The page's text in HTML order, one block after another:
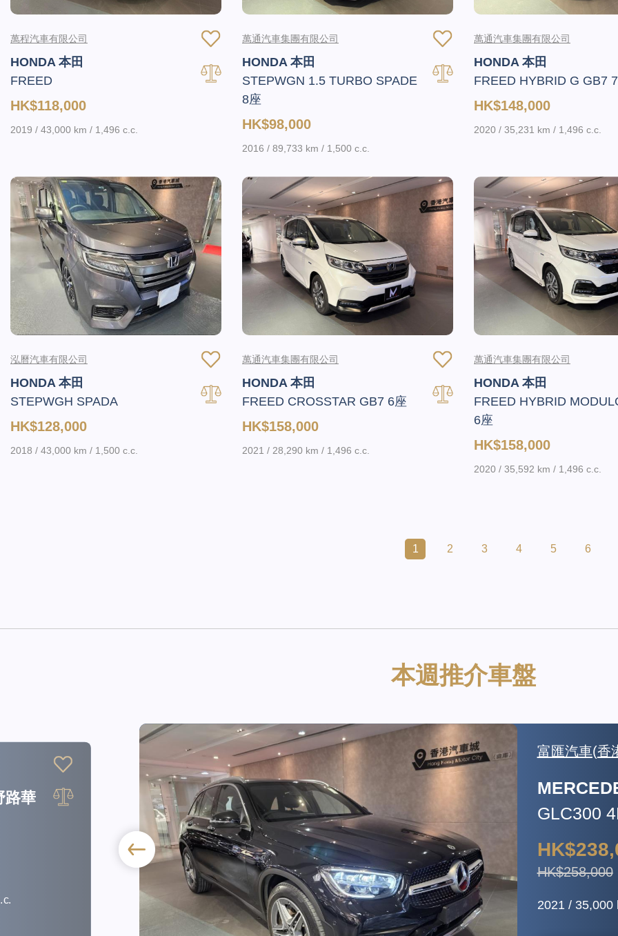
萬程汽車有限公司
HONDA 本田
FREED
HK$118,000
2019 / 43,000 km / 1,496 c.c.
萬通汽車集團有限公司
HONDA 本田
STEPWGN 1.5 TURBO SPADE
8座
HK$98,000
2016 / 89,733 km / 1,500 c.c.
萬通汽車集團有限公司
HONDA 本田
FREED HYBRID G GB7
HK$148,000
2020 / 35,231 km / 1,496 c.c.
泓曆汽車有限公司
HONDA 本田
STEPWGH SPADA
HK$128,000
2018 / 43,000 km / 1,500 c.c.
萬通汽車集團有限公司
HONDA 本田
FREED CROSSTAR GB7 6座
HK$158,000
2021 / 28,290 km / 1,496 c.c.
萬通汽車集團有限公司
HONDA 本田
FREED HYBRID
6座
HK$158,000
2020 / 35,592 km / 1,496 c.c.
1 2 3 4 5 6
本週推介車盤
平治
萬通汽車集